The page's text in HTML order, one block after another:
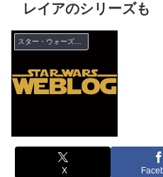
レイアのシリーズも
X